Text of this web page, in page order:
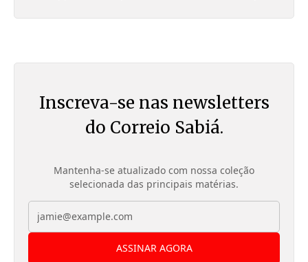
Inscreva-se nas newsletters
do Correio Sabiá.
Mantenha-se atualizado com nossa coleção
selecionada das principais matérias.
ASSINAR AGORA